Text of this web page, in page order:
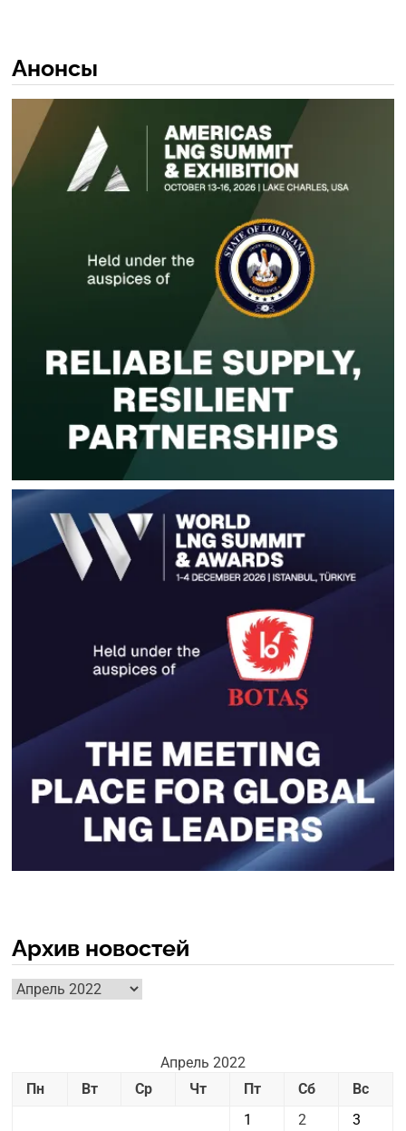
Анонсы
Архив новостей
Архив
новостей
Апрель 2022
Пн
Вт Ср Чт Пт Сб
Вс
1
2
3